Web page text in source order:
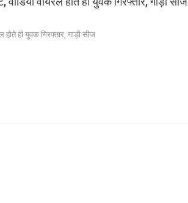
ही युवक गिरफ्तार, गाड़ी सीज